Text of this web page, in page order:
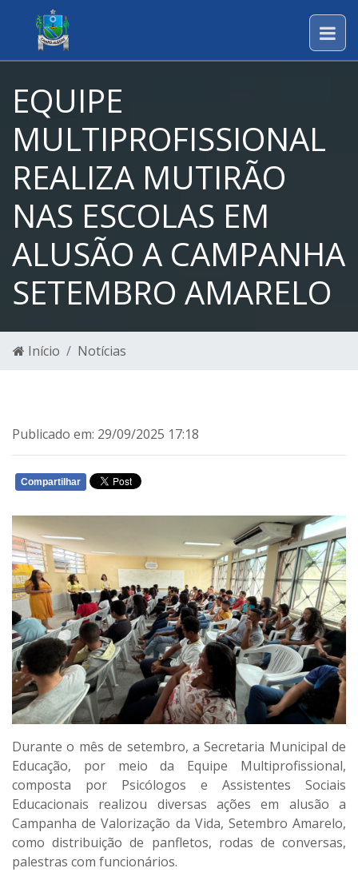
EQUIPE
MULTIPROFISSIONAL
REALIZA MUTIRÃO
NAS ESCOLAS EM
ALUSÃO A CAMPANHA
SETEMBRO AMARELO
Início Notícias
Publicado em: 29/09/2025 17:18
Compartilhar
Durante o mês de setembro, a Secretaria Municipal de
Educação, por meio da Equipe Multiprofissional,
composta por Psicólogos e Assistentes Sociais
Educacionais realizou diversas ações em alusão a
Campanha de Valorização da Vida, Setembro Amarelo,
como distribuição de panfletos, rodas de conversas,
palestras com funcionários.